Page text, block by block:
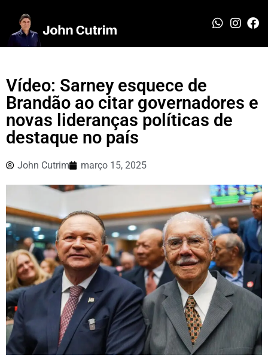
Vídeo: Sarney esquece de
Brandão ao citar governadores e
novas lideranças políticas de
destaque no país
John Cutrim março 15, 2025